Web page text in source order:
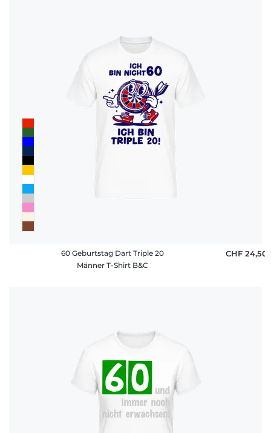
60 Geburtstag Dart Triple 20
Männer T-Shirt B&C
CHF 24,50